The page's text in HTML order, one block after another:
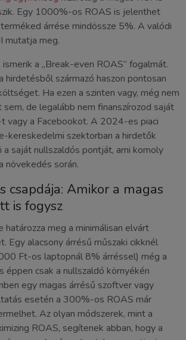
Egy 1000%-os ROAS is jelenthet
árrése mindössze 5%. A valódi
mutatja meg.
a „Break-even ROAS” fogalmát.
hirdetésből származó haszon pontosan
Ha ezen a szinten vagy, még nem
de legalább nem finanszírozod saját
vagy a Facebookot. A 2024-es piaci
kereskedelmi szektorban a hirdetők
saját nullszaldós pontját, ami komoly
növekedés során.
csapdája: Amikor a magas
is fogysz
meg a minimálisan elvárt
Egy alacsony árrésű műszaki cikknél
Ft-os laptopnál 8% árréssel) még a
csak a nullszaldó környékén
egy magas árrésű szoftver vagy
esetén a 300%-os ROAS már
Az olyan módszerek, mint a
ROAS, segítenek abban, hogy a